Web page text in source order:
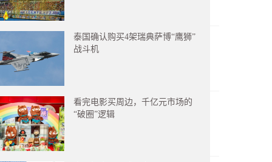
泰国确认购买4架瑞典萨博“鹰狮”
战斗机
看完电影买周边，千亿元市场的
“破圈”逻辑